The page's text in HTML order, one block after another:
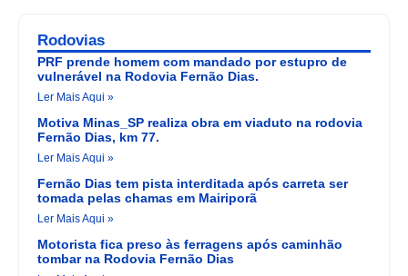
Rodovias
PRF prende homem com mandado por estupro de
vulnerável na Rodovia Fernão Dias.
Ler Mais Aqui »
Motiva Minas_SP realiza obra em viaduto na rodovia
Fernão Dias, km 77.
Ler Mais Aqui »
Fernão Dias tem pista interditada após carreta ser
tomada pelas chamas em Mairiporã
Ler Mais Aqui »
Motorista fica preso às ferragens após caminhão
tombar na Rodovia Fernão Dias